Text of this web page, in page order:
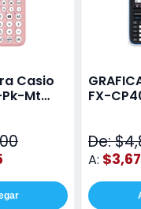
Casio
Mt
FX-
De:
A: